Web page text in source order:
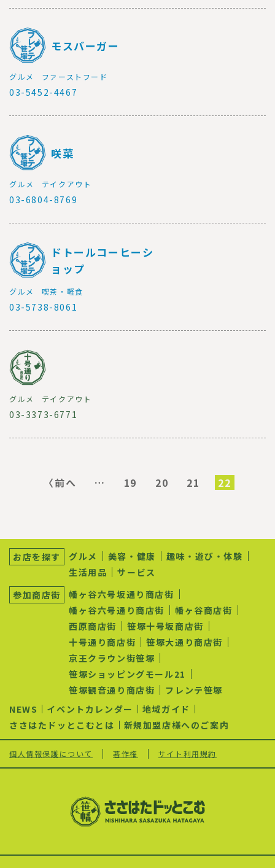
モスバーガー
グルメ ファーストフード
03-5452-4467
咲菜
グルメ テイクアウト
03-6804-8769
ドトールコーヒーシ
ョップ
グルメ 喫茶・軽食
03-5738-8061
グルメ テイクアウト
03-3373-6771
前
〈前へ … ペ
19 ペ
20 ペ
21 カ
レ
ー
ジ
22
サ
ナ
ゲ
ー
お店を探す グルメ 美容・健康
趣味・遊び・体験
生活用品
サービス
参加商店街
幡ヶ谷六号坂通り商店街
幡ヶ谷六号通り商店街
幡ヶ谷商店街
西原商店街
笹塚十号坂商店街
十号通り商店街
笹塚大通り商店街
京王クラウン街笹塚
笹塚ショッピングモール21
笹塚観音通り商店街
フレンテ笹塚
NEWS
イベントカレンダー
地域ガイド
ささはたドッとこむとは
新規加盟店様へのご案内
個人情報保護について 著作権 サイト利用規約